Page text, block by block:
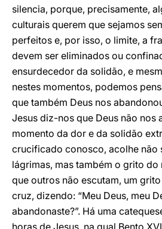
silencia, porque, precisamente,
culturais querem que sejamos
perfeitos e, por isso, o limite, a
devem ser eliminados ou
ensurdecedor da solidão, e
nestes momentos, podemos
que também Deus nos
Jesus diz-nos que Deus não nos
momento da dor e da solidão
crucificado conosco, acolhe não
lágrimas, mas também o grito
que outros não escutam, um
cruz, dizendo: “Meu Deus, meu
abandonaste?”. Há uma
horas de Jesus, na qual Bento